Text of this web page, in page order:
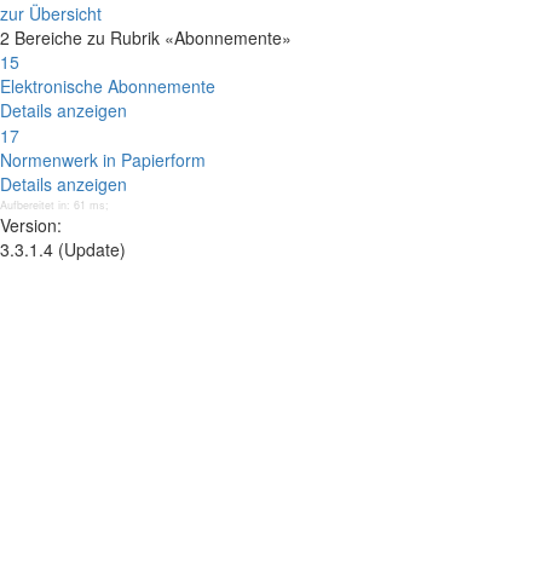
zur Übersicht
2 Bereiche zu Rubrik «Abonnemente»
15
Elektronische Abonnemente
Details anzeigen
17
Normenwerk in Papierform
Details anzeigen
Aufbereitet in: 61 ms;
Version:
3.3.1.4 (Update)